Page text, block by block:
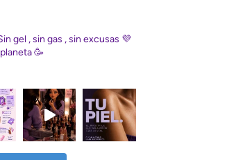
gel , sin gas , sin excusas 💜
planeta🥳